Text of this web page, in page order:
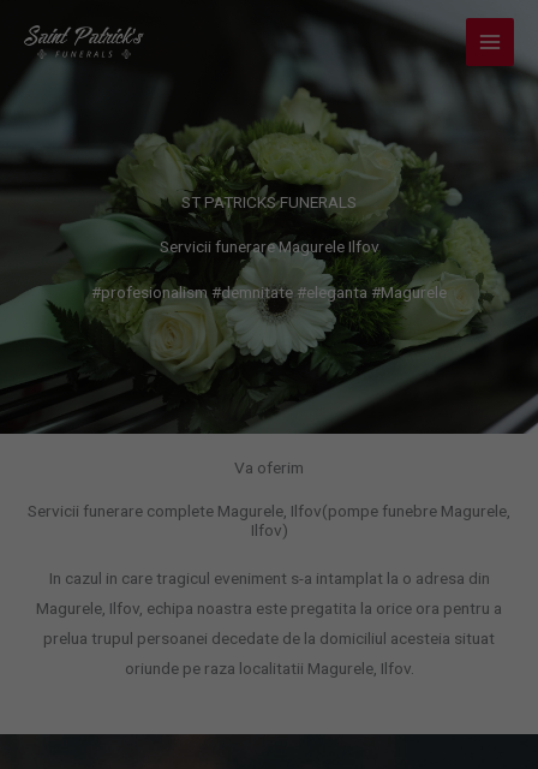
content
ST PATRICKS FUNERALS
Servicii funerare Magurele Ilfov
#profesionalism #demnitate #eleganta #Magurele
Va oferim
Servicii funerare complete Magurele, Ilfov(pompe funebre Magurele,
Ilfov)
In cazul in care tragicul eveniment s-a intamplat la o adresa din
Magurele, Ilfov, echipa noastra este pregatita la orice ora pentru a
prelua trupul persoanei decedate de la domiciliul acesteia situat
oriunde pe raza localitatii Magurele, Ilfov.